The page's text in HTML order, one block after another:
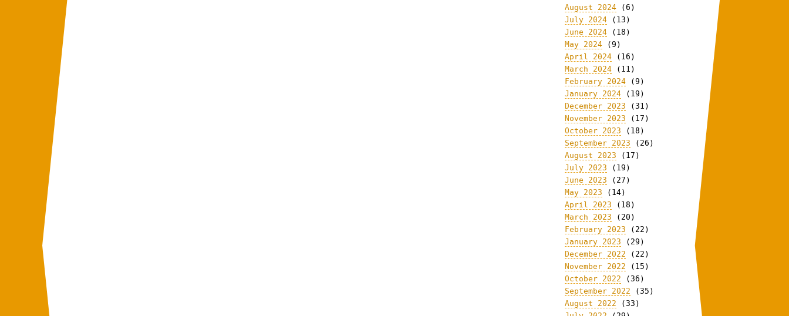
August 2024 (6)
July 2024 (13)
June 2024 (18)
May 2024 (9)
April 2024 (16)
March 2024 (11)
February 2024 (9)
January 2024 (19)
December 2023 (31)
November 2023 (17)
October 2023 (18)
September 2023 (26)
August 2023 (17)
July 2023 (19)
June 2023 (27)
May 2023 (14)
April 2023 (18)
March 2023 (20)
February 2023 (22)
January 2023 (29)
December 2022 (22)
November 2022 (15)
October 2022 (36)
September 2022 (35)
August 2022 (33)